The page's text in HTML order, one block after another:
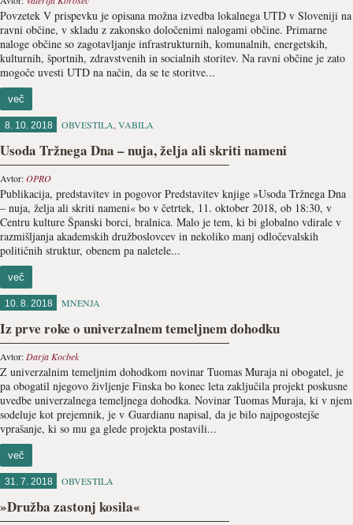
Povzetek V prispevku je opisana možna izvedba lokalnega UTD v Sloveniji na
ravni občine, v skladu z zakonsko določenimi nalogami občine. Primarne
naloge občine so zagotavljanje infrastrukturnih, komunalnih, energetskih,
kulturnih, športnih, zdravstvenih in socialnih storitev. Na ravni občine je zato
mogoče uvesti UTD na način, da se te storitve...
več
8. 10. 2018 OBVESTILA, VABILA
Usoda Tržnega Dna – nuja, želja ali skriti nameni
Avtor:OPRO
Publikacija, predstavitev in pogovor Predstavitev knjige »Usoda Tržnega Dna
– nuja, želja ali skriti nameni« bo v četrtek, 11. oktober 2018, ob 18:30, v
Centru kulture Španski borci, bralnica. Malo je tem, ki bi globalno vdirale v
razmišljanja akademskih družboslovcev in nekoliko manj odločevalskih
političnih struktur, obenem pa naletele...
več
10. 8. 2018 MNENJA
Iz prve roke o univerzalnem temeljnem dohodku
Avtor: Darja Kocbek
Z univerzalnim temeljnim dohodkom novinar Tuomas Muraja ni obogatel, je
pa obogatil njegovo življenje Finska bo konec leta zaključila projekt poskusne
uvedbe univerzalnega temeljnega dohodka. Novinar Tuomas Muraja, ki v njem
sodeluje kot prejemnik, je v Guardianu napisal, da je bilo najpogostejše
vprašanje, ki so mu ga glede projekta postavili...
več
31. 7. 2018 OBVESTILA
»Družba zastonj kosila«